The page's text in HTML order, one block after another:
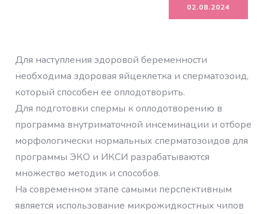
02.08.2024
Для наступления здоровой беременности
необходима здоровая яйцеклетка и сперматозоид,
который способен ее оплодотворить.
Для подготовки спермы к оплодотворению в
программа внутриматочной инсеминации и отборе
морфологически нормальных сперматозоидов для
программы ЭКО и ИКСИ разрабатываются
множество методик и способов.
На современном этапе самыми перспективным
является использование микрожидкостных чипов